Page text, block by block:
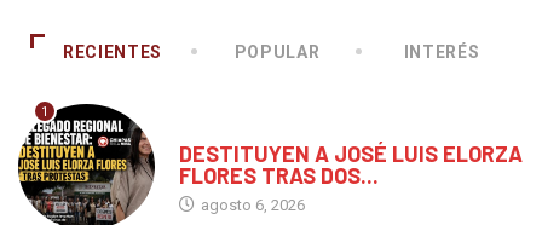
RECIENTES POPULAR INTERÉS
1
DESTITUYEN A JOSÉ LUIS ELORZA
FLORES TRAS DOS...
agosto 6, 2026